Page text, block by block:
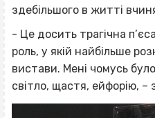
здебільшого в житті
- Це досить трагічна
роль, у якій найбільше
вистави. Мені чомусь
світло, щастя, ейфорію, –